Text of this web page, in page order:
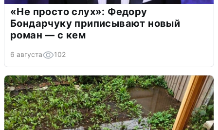
«Не просто слух»: Федору
Бондарчуку приписывают новый
роман — с кем
6 августа 102